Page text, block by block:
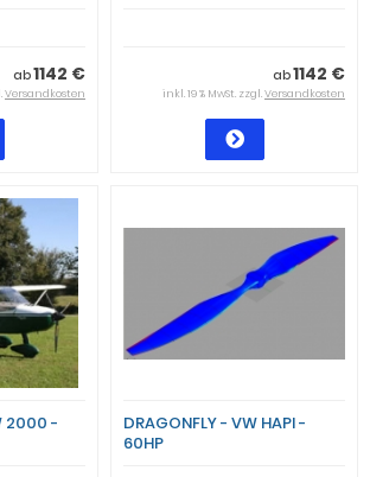
ab1142 €
Versandkosten
ab1142 €
inkl. 19 % MwSt. zzgl.Versandkosten
2000 -
DRAGONFLY - VW HAPI -
60HP